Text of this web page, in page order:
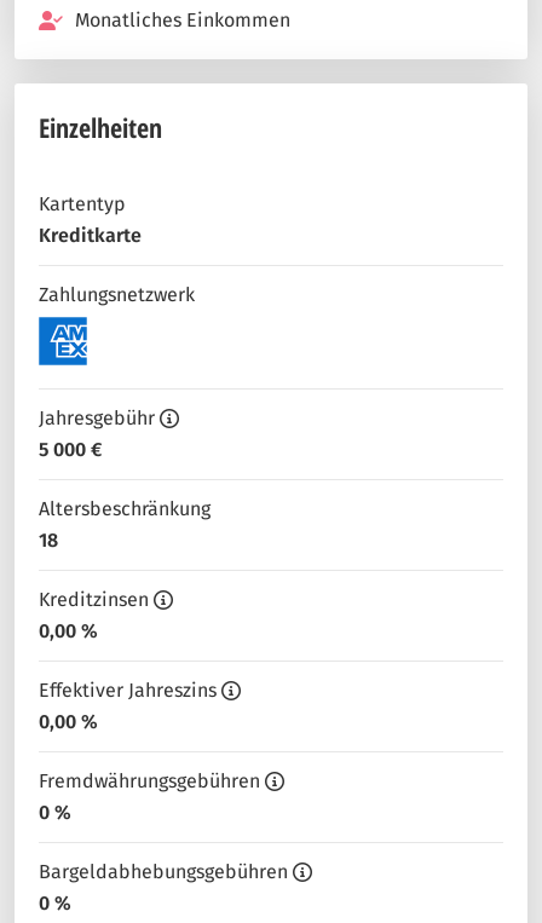
Monatliches Einkommen
Einzelheiten
Kartentyp
Kreditkarte
Zahlungsnetzwerk
Jahresgebühr
5 000 €
Altersbeschränkung
18
Kreditzinsen
0,00 %
Effektiver Jahreszins
0,00 %
Fremdwährungsgebühren
0 %
Bargeldabhebungsgebühren
0 %